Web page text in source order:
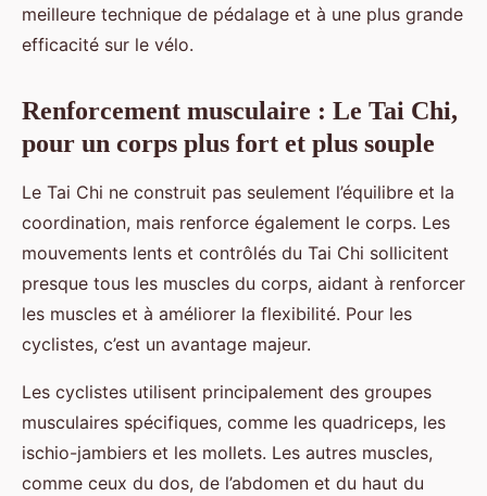
meilleure technique de pédalage et à une plus grande
efficacité sur le vélo.
Renforcement musculaire : Le Tai Chi,
pour un corps plus fort et plus souple
Le Tai Chi ne construit pas seulement l’équilibre et la
coordination, mais renforce également le corps. Les
mouvements lents et contrôlés du Tai Chi sollicitent
presque tous les muscles du corps, aidant à renforcer
les muscles et à améliorer la flexibilité. Pour les
cyclistes, c’est un avantage majeur.
Les cyclistes utilisent principalement des groupes
musculaires spécifiques, comme les quadriceps, les
ischio-jambiers et les mollets. Les autres muscles,
comme ceux du dos, de l’abdomen et du haut du